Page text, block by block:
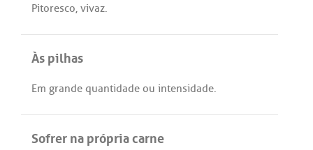
Pitoresco, vivaz.
Às pilhas
Em grande quantidade ou intensidade.
Sofrer na própria carne